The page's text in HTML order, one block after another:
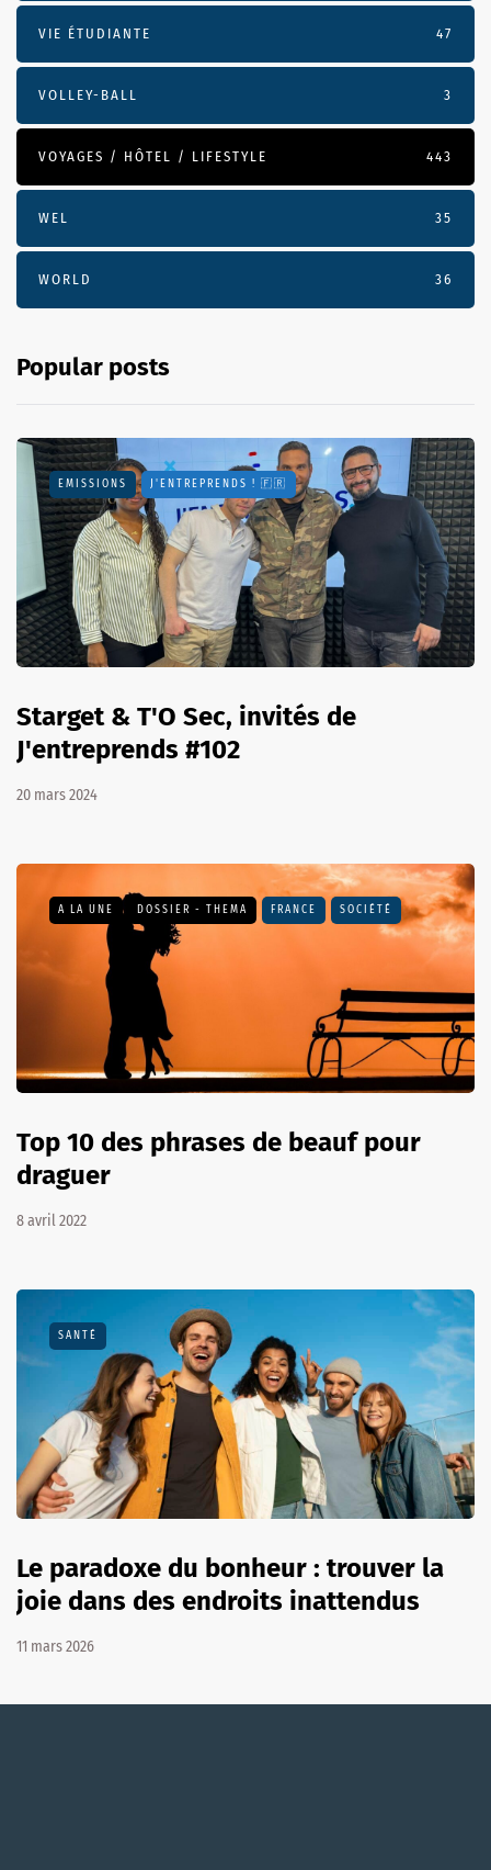
VIE ÉTUDIANTE 47
VOLLEY-BALL 3
VOYAGES / HÔTEL / LIFESTYLE 443
WEL 35
WORLD 36
Popular posts
EMISSIONS J'ENTREPRENDS ! 🇫🇷
Starget & T'O Sec, invités de
J'entreprends #102
20 mars 2024
A LA UNE DOSSIER - THEMA FRANCE SOCIÉTÉ
Top 10 des phrases de beauf pour
draguer
8 avril 2022
SANTÉ
Le paradoxe du bonheur : trouver la
joie dans des endroits inattendus
11 mars 2026